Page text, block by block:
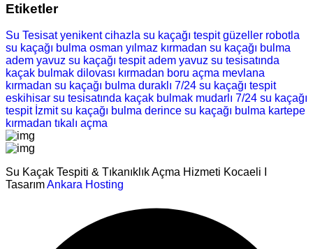
Etiketler
Su Tesisat yenikent cihazla su kaçağı tespit güzeller robotla
su kaçağı bulma osman yılmaz kırmadan su kaçağı bulma
adem yavuz su kaçağı tespit adem yavuz su tesisatında
kaçak bulmak dilovası kırmadan boru açma mevlana
kırmadan su kaçağı bulma duraklı 7/24 su kaçağı tespit
eskihisar su tesisatında kaçak bulmak mudarlı 7/24 su kaçağı
tespit İzmit su kaçağı bulma derince su kaçağı bulma kartepe
kırmadan tıkalı açma
Su Kaçak Tespiti & Tıkanıklık Açma Hizmeti Kocaeli I
TasarımAnkara Hosting